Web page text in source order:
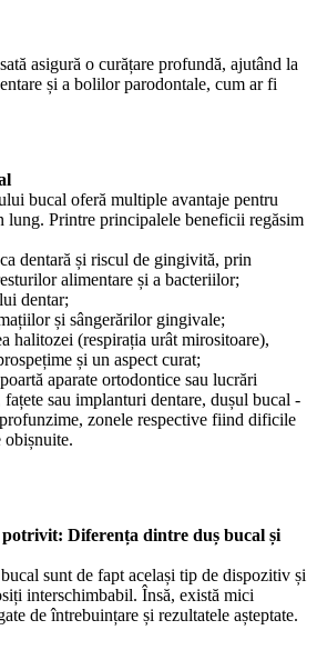
asigură o curățare profundă, ajutând la
și a bolilor parodontale, cum ar fi
bucal oferă multiple avantaje pentru
lung. Printre principalele beneficii regăsim
dentară și riscul de gingivită, prin
alimentare și a bacteriilor;
dentar;
și sângerărilor gingivale;
halitozei (respirația urât mirositoare),
și un aspect curat;
aparate ortodontice sau lucrări
sau implanturi dentare, dușul bucal -
zonele respective fiind dificile
obișnuite.
Diferența dintre duș bucal și
sunt de fapt același tip de dispozitiv și
interschimbabil. Însă, există mici
de întrebuințare și rezultatele așteptate.